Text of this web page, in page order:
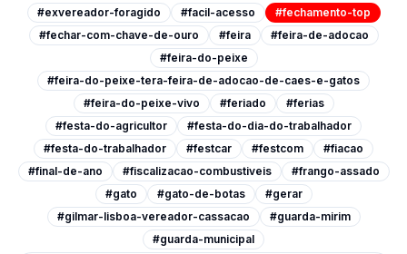
#exvereador-foragido
#facil-acesso
#fechamento-top
#fechar-com-chave-de-ouro
#feira
#feira-de-adocao
#feira-do-peixe
#feira-do-peixe-tera-feira-de-adocao-de-caes-e-gatos
#feira-do-peixe-vivo
#feriado
#ferias
#festa-do-agricultor
#festa-do-dia-do-trabalhador
#festa-do-trabalhador
#festcar #festcom
#fiacao
#final-de-ano
#fiscalizacao-combustiveis
#frango-assado
#gato
#gato-de-botas
#gerar
#gilmar-lisboa-vereador-cassacao
#guarda-mirim
#guarda-municipal